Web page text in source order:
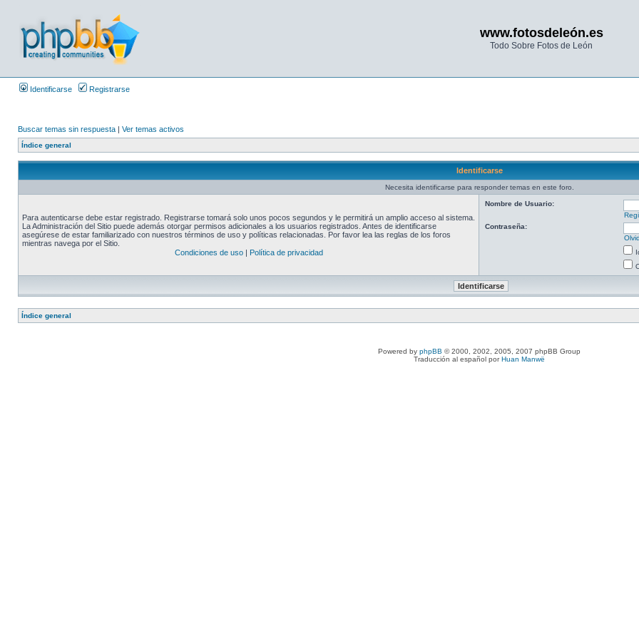
www.fotosdeleón.es
Todo Sobre Fotos de León
Identificarse Registrarse
Buscar temas sin respuesta | Ver temas activos
Índice general
Identificarse
Necesita identificarse para responder temas en este foro.
Para autenticarse debe estar registrado. Registrarse tomará solo unos pocos segundos y le permitirá un amplio acceso al sistema.
La Administración del Sitio puede además otorgar permisos adicionales a los usuarios registrados. Antes de identificarse
asegúrese de estar familiarizado con nuestros términos de uso y políticas relacionadas. Por favor lea las reglas de los foros
mientras navega por el Sitio.
Condiciones de uso| Política de privacidad
Nombre de Usuario:
Contraseña:
Índice general
Powered by phpBB © 2000, 2002, 2005, 2007 phpBB Group
Traducción al español porHuan Manwë